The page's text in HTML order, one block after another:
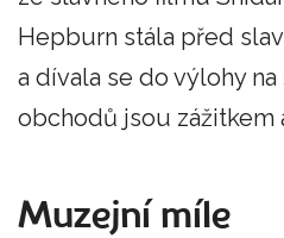
Hepburn stála před
a dívala se do výlohy
obchodů jsou zážitkem
Muzejní míle